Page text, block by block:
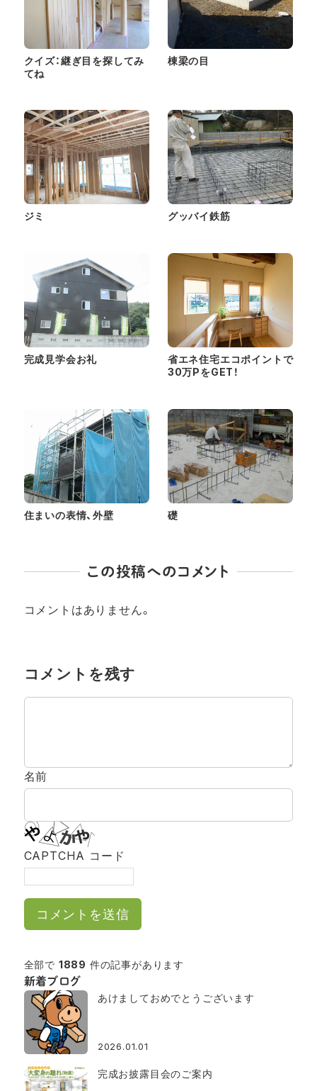
クイズ：継ぎ目を探してみ
てね
棟梁の目
ジミ グッバイ鉄筋
完成見学会お礼
省エネ住宅エコポイントで
30万PをGET！
住まいの表情、外壁 礎
この投稿へのコメント
コメントはありません。
コメントを残す
名前
CAPTCHA コード
全部で 1889 件の記事があります
新着ブログ
あけましておめでとうございます
2026.01.01
完成お披露目会のご案内